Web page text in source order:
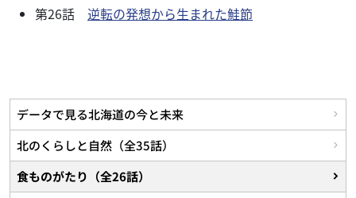
第26話 逆転の発想から生まれた鮭節
データで見る北海道の今と未来
北のくらしと自然（全35話）
食ものがたり（全26話）